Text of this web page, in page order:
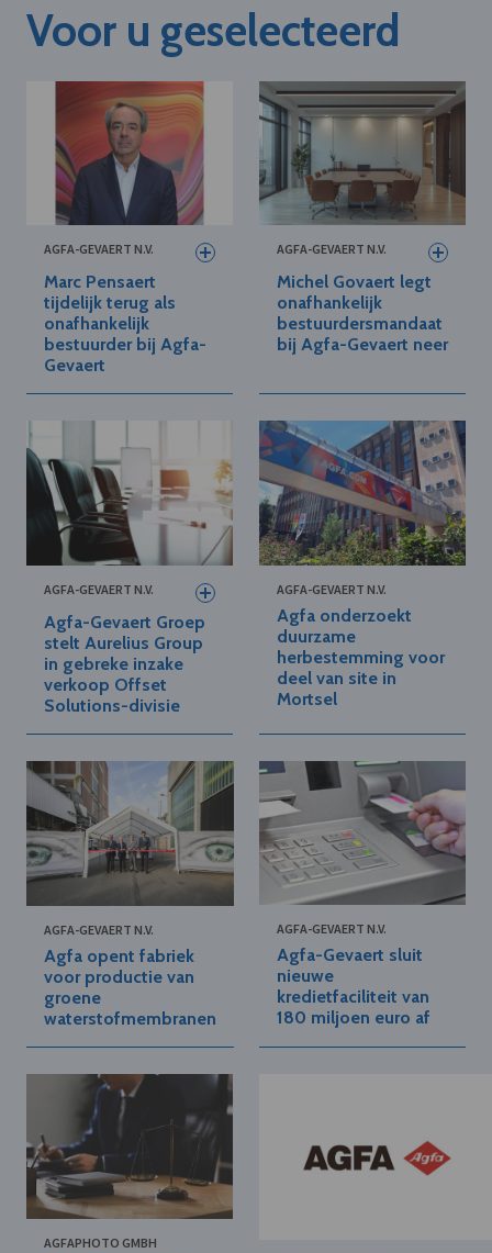
Voor u geselecteerd
AGFA-GEVAERT N.V.
Marc Pensaert
tijdelijk terug als
onafhankelijk
bestuurder bij Agfa-
Gevaert
AGFA-GEVAERT N.V.
Michel Govaert legt
onafhankelijk
bestuurdersmandaat
bij Agfa-Gevaert neer
AGFA-GEVAERT N.V.
Agfa-Gevaert Groep
stelt Aurelius Group
in gebreke inzake
verkoop Offset
Solutions-divisie
AGFA-GEVAERT N.V.
Agfa onderzoekt
duurzame
herbestemming voor
deel van site in
Mortsel
AGFA-GEVAERT N.V.
Agfa opent fabriek
voor productie van
groene
waterstofmembranen
AGFA-GEVAERT N.V.
Agfa-Gevaert sluit
nieuwe
kredietfaciliteit van
180 miljoen euro af
AGFAPHOTO GMBH